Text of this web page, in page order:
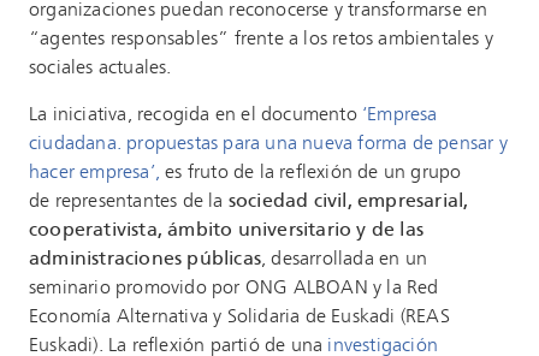
organizaciones puedan reconocerse y transformarse en
“agentes responsables” frente a los retos ambientales y
sociales actuales.
La iniciativa, recogida en el documento ‘Empresa
ciudadana. propuestas para una nueva forma de pensar y
hacer empresa’, es fruto de la reflexión de un grupo
de representantes de la sociedad civil, empresarial,
cooperativista, ámbito universitario y de las
administraciones públicas , desarrollada en un
seminario promovido por ONG ALBOAN y la Red
Economía Alternativa y Solidaria de Euskadi (REAS
Euskadi). La reflexión partió de una investigación